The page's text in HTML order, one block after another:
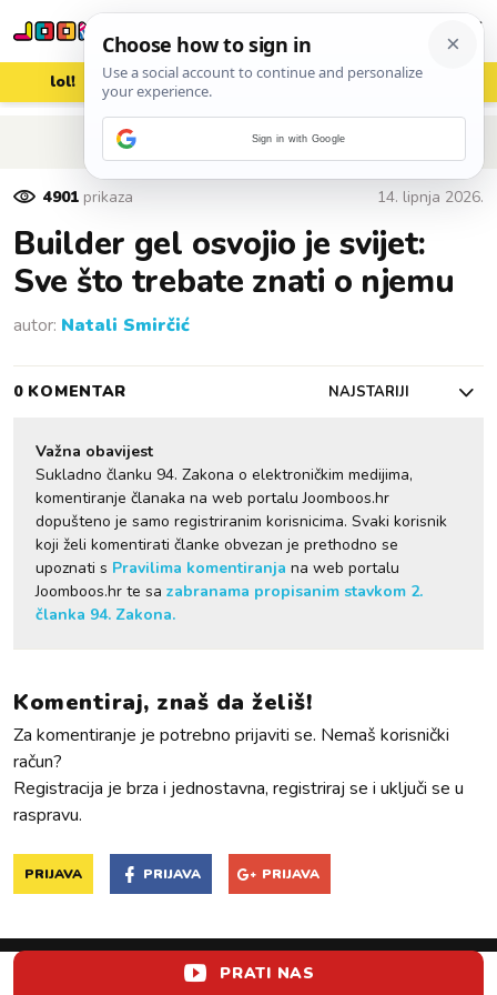
lol! aww vrh! woot?!
POVRATAK NA ČLANAK
4901 prikaza 14. lipnja 2026.
Builder gel osvojio je svijet:
Sve što trebate znati o njemu
autor: Natali Smirčić
0 KOMENTAR NAJSTARIJI
Važna obavijest
Sukladno članku 94. Zakona o elektroničkim medijima,
komentiranje članaka na web portalu Joomboos.hr
dopušteno je samo registriranim korisnicima. Svaki korisnik
koji želi komentirati članke obvezan je prethodno se
upoznati s Pravilima komentiranja na web portalu
Joomboos.hr te sa zabranama propisanim stavkom 2.
članka 94. Zakona.
Komentiraj, znaš da želiš!
Za komentiranje je potrebno prijaviti se. Nemaš korisnički
račun?
Registracija je brza i jednostavna, registriraj se i uključi se u
raspravu.
PRIJAVA PRIJAVA PRIJAVA
PRATI NAS
Sign in with Google